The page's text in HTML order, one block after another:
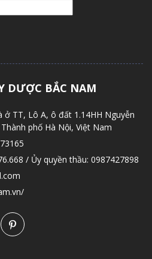
DƯỢC BẮC NAM
ở TT, Lô A, ô đất 1.14HH Nguyễn
phố Hà Nội, Việt Nam
/ Ủy quyền thầu: 0987427898